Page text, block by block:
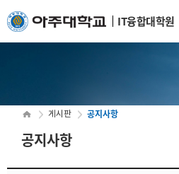
IT융합대학원
게시판 공지사항
공지사항